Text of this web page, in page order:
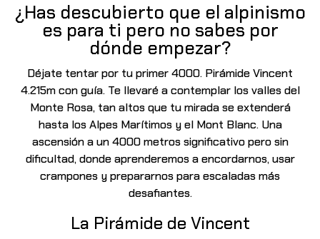
¿Has descubierto que el alpinismo
es para ti pero no sabes por
dónde empezar?
Déjate tentar por tu primer 4000. Pirámide Vincent
4.215m con guía. Te llevaré a contemplar los valles del
Monte Rosa, tan altos que tu mirada se extenderá
hasta los Alpes Marítimos y el Mont Blanc. Una
ascensión a un 4000 metros significativo pero sin
dificultad, donde aprenderemos a encordarnos, usar
crampones y prepararnos para escaladas más
desafiantes.
La Pirámide de Vincent